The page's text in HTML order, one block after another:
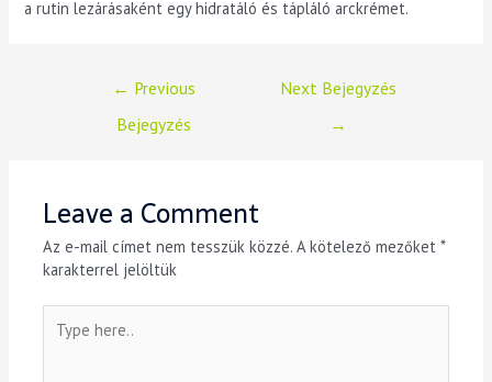
a rutin lezárásaként egy hidratáló és tápláló arckrémet.
← Previous
Bejegyzés
Next Bejegyzés
→
Leave a Comment
Az e-mail címet nem tesszük közzé. A kötelező mezőket*
karakterrel jelöltük